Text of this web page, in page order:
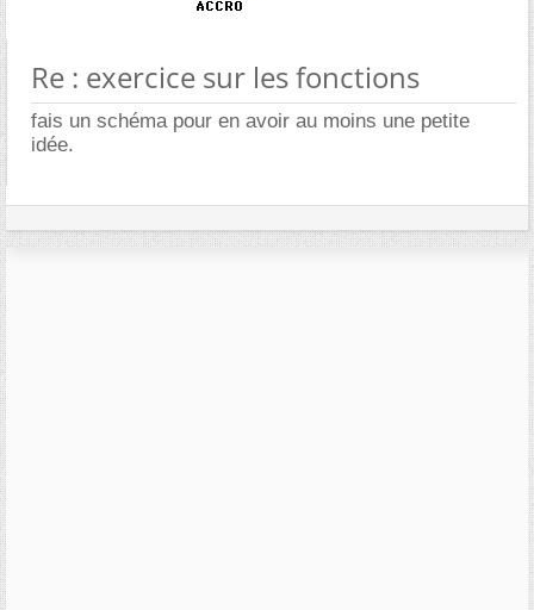
Re : exercice sur les fonctions
fais un schéma pour en avoir au moins une petite
idée.